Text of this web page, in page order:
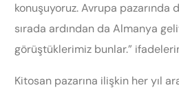
konuşuyoruz. Avrupa pazarında
sırada ardından da Almanya
görüştüklerimiz bunlar.”
Kitosan pazarına ilişkin her yıl